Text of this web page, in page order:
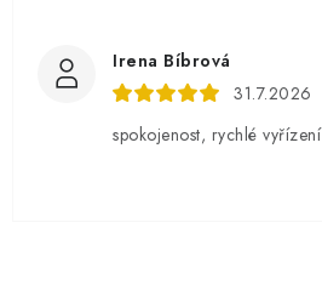
Irena Bíbrová
31.7.2026
spokojenost, rychlé vyřízení